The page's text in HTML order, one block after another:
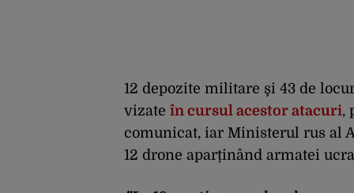
12 depozite militare şi 43 de
vizate în cursul acestor atacuri,
comunicat, iar Ministerul rus al
12 drone aparținând armatei